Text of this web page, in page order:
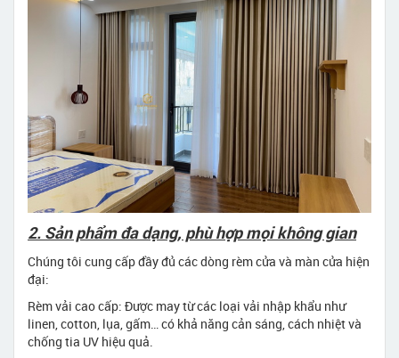
2. Sản phẩm đa dạng, phù hợp mọi không gian
Chúng tôi cung cấp đầy đủ các dòng rèm cửa và màn cửa hiện
đại:
Rèm vải cao cấp: Được may từ các loại vải nhập khẩu như
linen, cotton, lụa, gấm… có khả năng cản sáng, cách nhiệt và
chống tia UV hiệu quả.